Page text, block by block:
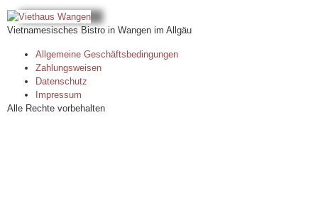
Vietnamesisches Bistro in Wangen im Allgäu
Allgemeine Geschäftsbedingungen
Zahlungsweisen
Datenschutz
Impressum
Alle Rechte vorbehalten